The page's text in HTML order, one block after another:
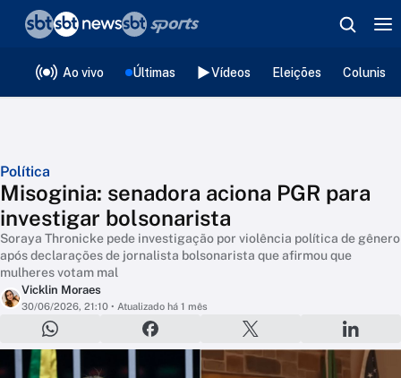
Ao vivo Últimas Vídeos Eleições
Política
Misoginia: senadora aciona PGR para
investigar bolsonarista
Soraya Thronicke pede investigação por violência política de gênero
após declarações de jornalista bolsonarista que afirmou que
mulheres votam mal
Vicklin Moraes
30/06/2026, 21:10 • Atualizado há 1 mês
❮voltar
Editorias